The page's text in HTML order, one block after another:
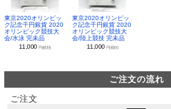
東京2020オリンピッ
ク記念千円銀貨 2020
オリンピック競技大
会/水泳 完未品
11,000円(税別)
東京2020オリンピッ
ク記念千円銀貨 2020
オリンピック競技大
会/陸上競技 完未品
11,000 円(税別)
ご注文の流れ
ご注文